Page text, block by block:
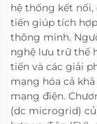
hệ thống kết
tiến giúp tích
thông minh.
nghệ lưu trữ thế
tiến và các giải
mạng hóa cả
mạng điện.
(dc microgrid)